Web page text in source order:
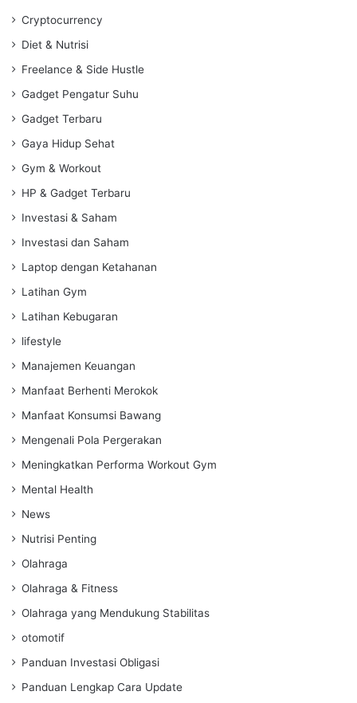
Cryptocurrency
Diet & Nutrisi
Freelance & Side Hustle
Gadget Pengatur Suhu
Gadget Terbaru
Gaya Hidup Sehat
Gym & Workout
HP & Gadget Terbaru
Investasi & Saham
Investasi dan Saham
Laptop dengan Ketahanan
Latihan Gym
Latihan Kebugaran
lifestyle
Manajemen Keuangan
Manfaat Berhenti Merokok
Manfaat Konsumsi Bawang
Mengenali Pola Pergerakan
Meningkatkan Performa Workout Gym
Mental Health
News
Nutrisi Penting
Olahraga
Olahraga & Fitness
Olahraga yang Mendukung Stabilitas
otomotif
Panduan Investasi Obligasi
Panduan Lengkap Cara Update